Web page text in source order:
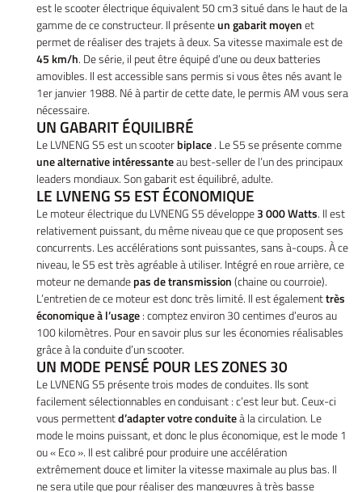
est le scooter électrique équivalent 50 cm3 situé dans le haut de la
gamme de ce constructeur. Il présenteun gabarit moyenet
permet de réaliser des trajets à deux. Sa vitesse maximale est de
45 km/h. De série, il peut être équipé d’une ou deux batteries
amovibles. Il est accessible sans permis si vous êtes nés avant le
1er janvier 1988. Né à partir de cette date, le permis AM vous sera
nécessaire.
UN GABARIT ÉQUILIBRÉ
Le LVNENG S5 est un scooterbiplace. Le S5 se présente comme
une alternative intéressanteau best-seller de l’un des principaux
leaders mondiaux. Son gabarit est équilibré, adulte.
LE LVNENG S5 EST ÉCONOMIQUE
Le moteur électrique du LVNENG S5 développe3 000 Watts. Il est
relativement puissant, du même niveau que ce que proposent ses
concurrents. Les accélérations sont puissantes, sans à-coups. À ce
niveau, le S5 est très agréable à utiliser. Intégré en roue arrière, ce
moteur ne demandepas de transmission(chaine ou courroie).
L’entretien de ce moteur est donc très limité. Il est égalementtrès
économique à l’usage: comptez environ 30 centimes d’euros au
100 kilomètres. Pour en savoir plus sur les économies réalisables
grâce à la conduite d’un scooter.
UN MODE PENSÉ POUR LES ZONES 30
Le LVNENG S5 présente trois modes de conduites. Ils sont
facilement sélectionnables en conduisant : c’est leur but. Ceux-ci
vous permettentd’adapter votre conduiteà la circulation. Le
mode le moins puissant, et donc le plus économique, est le mode 1
ou « Eco ». Il est calibré pour produire une accélération
extrêmement douce et limiter la vitesse maximale au plus bas. Il
ne sera utile que pour réaliser des manœuvres à très basse